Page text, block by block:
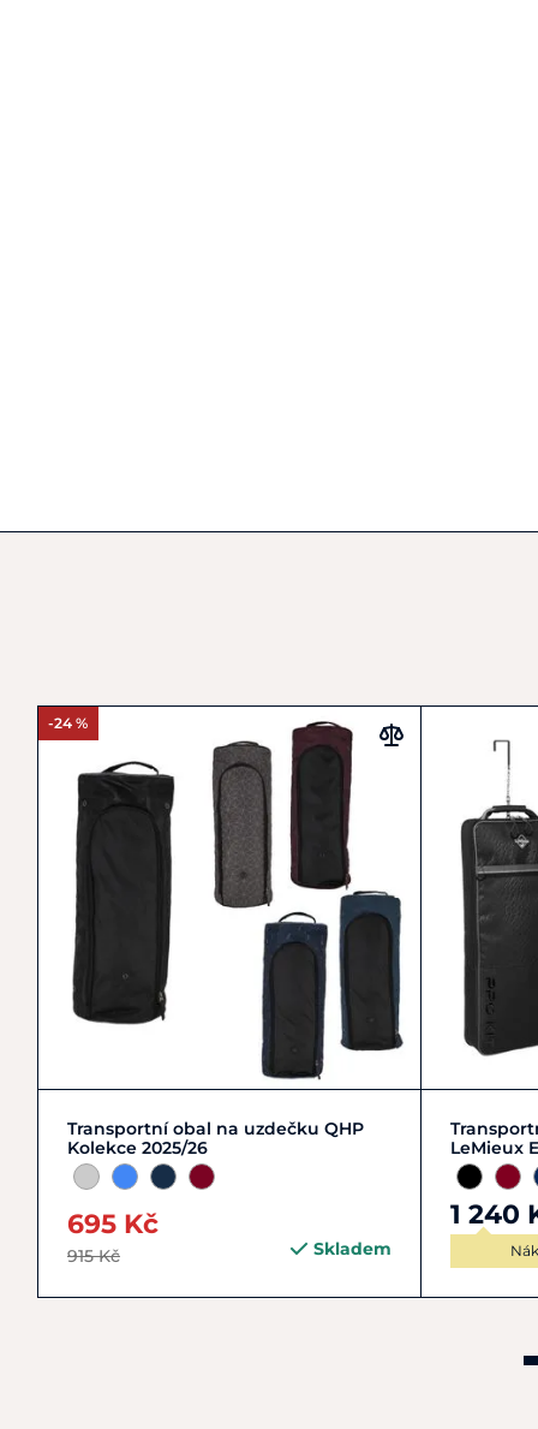
-24 %
Zobrazit detail
Transportní obal na uzdečku QHP
Kolekce 2025/26
695 Kč
915 Kč Skladem
LeMieux
1 240